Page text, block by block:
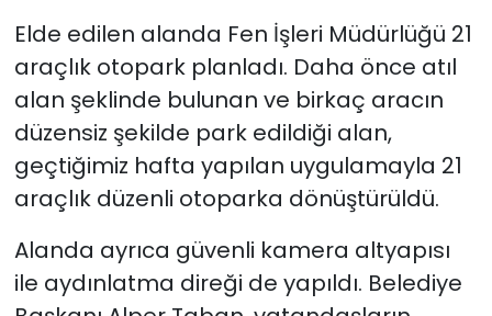
Elde edilen alanda Fen İşleri Müdürlüğü 21
araçlık otopark planladı. Daha önce atıl
alan şeklinde bulunan ve birkaç aracın
düzensiz şekilde park edildiği alan,
geçtiğimiz hafta yapılan uygulamayla 21
araçlık düzenli otoparka dönüştürüldü.
Alanda ayrıca güvenli kamera altyapısı
ile aydınlatma direği de yapıldı. Belediye